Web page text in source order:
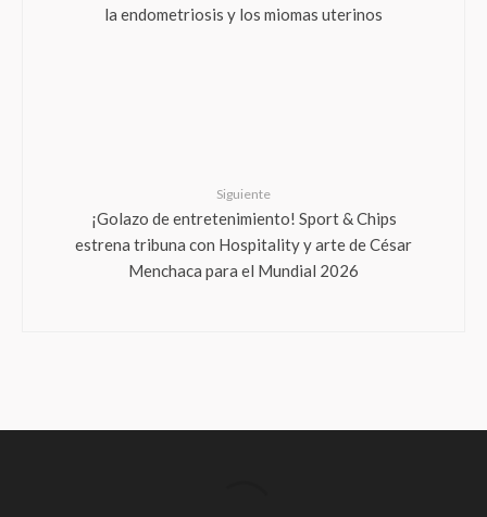
la endometriosis y los miomas uterinos
Siguiente
¡Golazo de entretenimiento! Sport & Chips
estrena tribuna con Hospitality y arte de César
Menchaca para el Mundial 2026